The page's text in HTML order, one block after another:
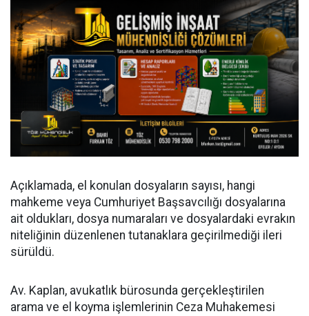
Açıklamada, el konulan dosyaların sayısı, hangi
mahkeme veya Cumhuriyet Başsavcılığı dosyalarına
ait oldukları, dosya numaraları ve dosyalardaki evrakın
niteliğinin düzenlenen tutanaklara geçirilmediği ileri
sürüldü.
Av. Kaplan, avukatlık bürosunda gerçekleştirilen
arama ve el koyma işlemlerinin Ceza Muhakemesi